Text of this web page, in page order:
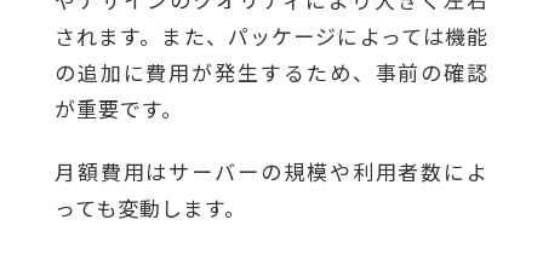
されます。また、パッケージによっては機能
の追加に費用が発生するため、事前の確認
が重要です。
月額費用はサーバーの規模や利用者数によ
っても変動します。